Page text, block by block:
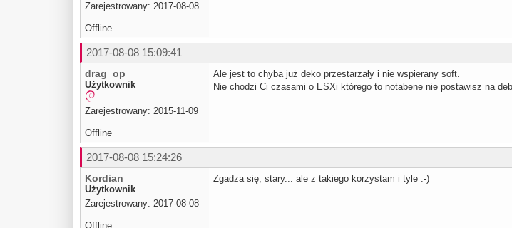
Zarejestrowany: 2017-08-08
Offline
2017-08-08 15:09:41
drag_op
Użytkownik
Zarejestrowany: 2015-11-09
Ale jest to chyba już deko przestarzały i nie wspierany soft.
Nie chodzi Ci czasami o ESXi którego to notabene nie postawisz na
Offline
2017-08-08 15:24:26
Kordian
Użytkownik
Zarejestrowany: 2017-08-08
Zgadza się, stary... ale z takiego korzystam i tyle :-)
Offline